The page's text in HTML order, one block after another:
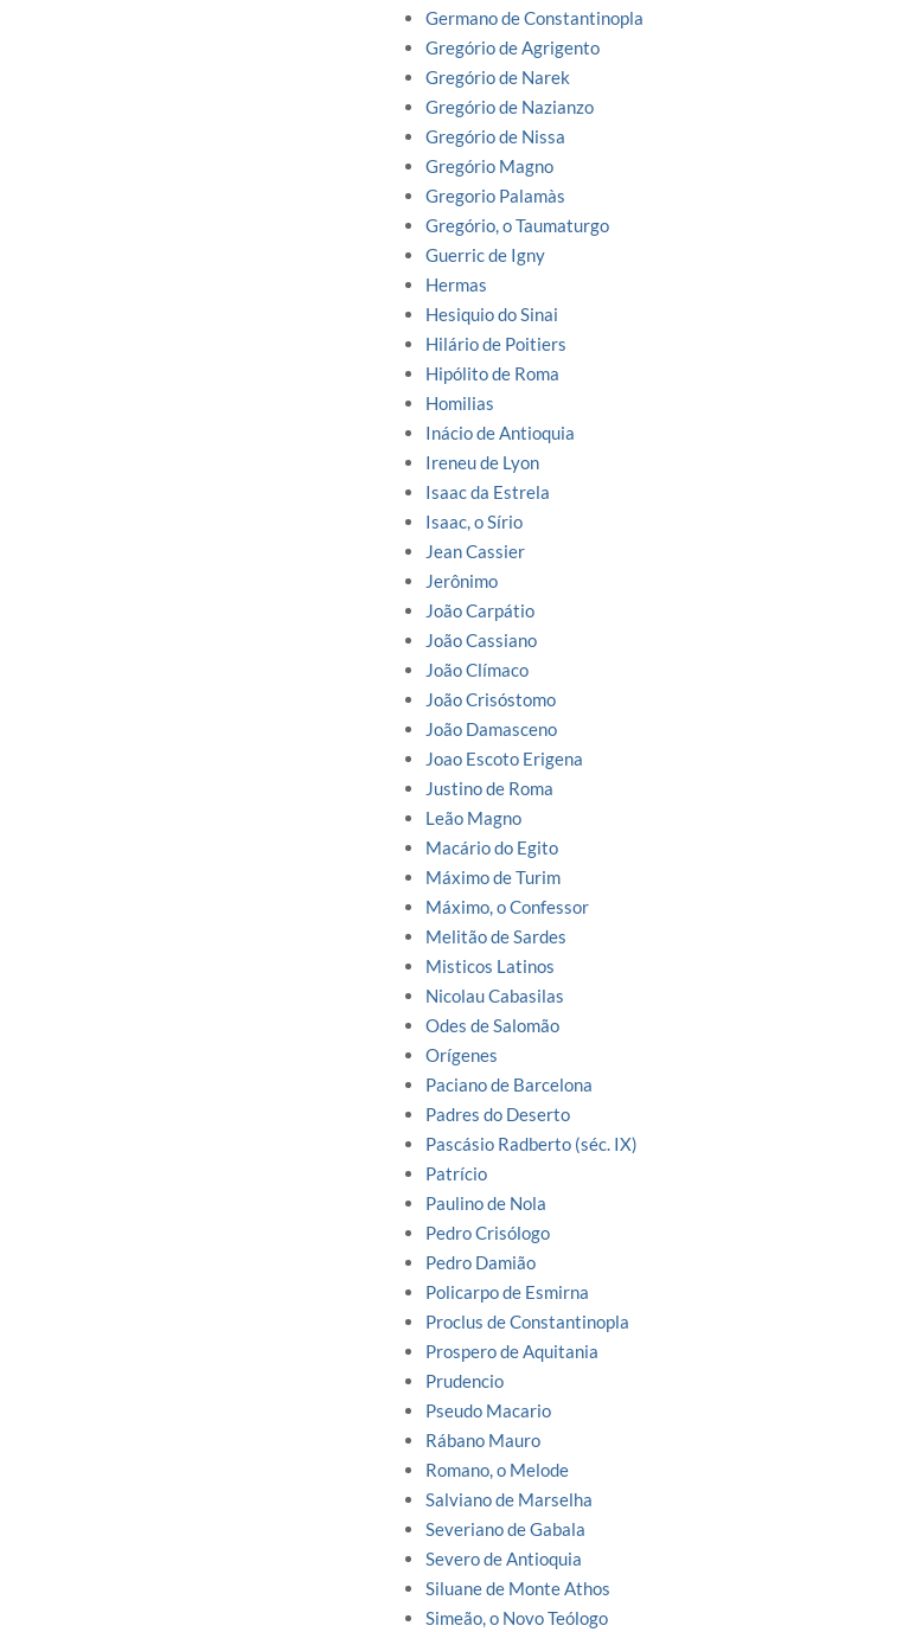
Germano de Constantinopla
Gregório de Agrigento
Gregório de Narek
Gregório de Nazianzo
Gregório de Nissa
Gregório Magno
Gregorio Palamàs
Gregório, o Taumaturgo
Guerric de Igny
Hermas
Hesiquio do Sinai
Hilário de Poitiers
Hipólito de Roma
Homilias
Inácio de Antioquia
Ireneu de Lyon
Isaac da Estrela
Isaac, o Sírio
Jean Cassier
Jerônimo
João Carpátio
João Cassiano
João Clímaco
João Crisóstomo
João Damasceno
Joao Escoto Erigena
Justino de Roma
Leão Magno
Macário do Egito
Máximo de Turim
Máximo, o Confessor
Melitão de Sardes
Misticos Latinos
Nicolau Cabasilas
Odes de Salomão
Orígenes
Paciano de Barcelona
Padres do Deserto
Pascásio Radberto (séc. IX)
Patrício
Paulino de Nola
Pedro Crisólogo
Pedro Damião
Policarpo de Esmirna
Proclus de Constantinopla
Prospero de Aquitania
Prudencio
Pseudo Macario
Rábano Mauro
Romano, o Melode
Salviano de Marselha
Severiano de Gabala
Severo de Antioquia
Siluane de Monte Athos
Simeão, o Novo Teólogo